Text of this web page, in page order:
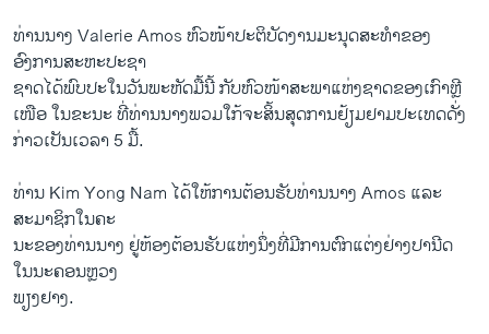
ລາຍງານ
ພາສາຕ່າງໆ
ທ່ານນາງ Valerie Amos ຫົວໜ້າປະຕິບັດງານມະນຸດສະທຳຂອງ
ອົງການສະຫະປະຊາ
ຊາດໄດ້ພົບປະໃນວັນພະຫັດມື້ນີ້ ກັບຫົວໜ້າສະພາແຫ່ງຊາດຂອງເກົາຫຼີ
ເໜືອ ໃນຂະນະ ທີ່ທ່ານນາງພວມໃກ້ຈະສິ້ນສຸດການຢ້ຽມຢາມປະເທດດັ່ງ
ກ່າວເປັນເວລາ 5 ມື້.
ທ່ານ Kim Yong Nam ໄດ້ໃຫ້ການຕ້ອນຮັບທ່ານນາງ Amos ແລະ
ສະມາຊິກໃນຄະ
ນະຂອງທ່ານນາງ ຢູ່ຫ້ອງຕ້ອນຮັບແຫ່ງນຶ່ງທີ່ມີການຕົກແຕ່ງຢ່າງປານີດ
ໃນນະຄອນຫຼວງ
ພຽງຢາງ.